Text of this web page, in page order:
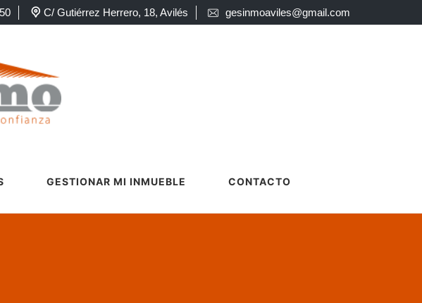
C/ Gutiérrez Herrero, 18, Avilés gesinmoaviles@gmail.com
GESTIONAR MI INMUEBLE CONTACTO